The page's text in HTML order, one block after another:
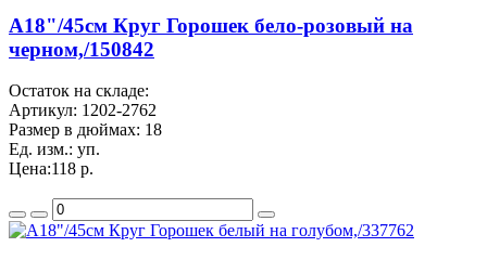
A18"/45см Круг Горошек бело-розовый на
черном,/150842
Остаток на складе:
Артикул: 1202-2762
Размер в дюймах: 18
Ед. изм.: уп.
Цена:118 р.